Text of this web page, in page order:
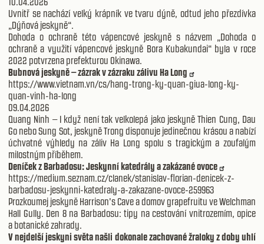
Uvnitř se nachází velký krápník ve tvaru dýně, odtud jeho přezdívka
„Dýňová jeskyně“.
Dohoda o ochraně této vápencové jeskyně s názvem „Dohoda o
ochraně a využití vápencové jeskyně Bora Kubakundai“ byla v roce
2022 potvrzena prefekturou Okinawa.
Bubnová jeskyně – zázrak v zázraku zálivu Ha Long
https://www.vietnam.vn/cs/hang-trong-ky-quan-giua-long-ky-
quan-vinh-ha-long
09.04.2026
Quang Ninh – I když není tak velkolepá jako jeskyně Thien Cung, Dau
Go nebo Sung Sot, jeskyně Trong disponuje jedinečnou krásou a nabízí
úchvatné výhledy na záliv Ha Long spolu s tragickým a zoufalým
milostným příběhem.
Deníček z Barbadosu: Jeskynní katedrály a zakázané ovoce
https://medium.seznam.cz/clanek/stanislav-florian-denicek-z-
barbadosu-jeskynni-katedraly-a-zakazane-ovoce-259963
Prozkoumej jeskyně Harrison's Cave a domov grapefruitu ve Welchman
Hall Gully. Den 8 na Barbadosu: tipy na cestování vnitrozemím, opice
a botanické zahrady.
V nejdelší jeskyni světa našli dokonale zachované žraloky z doby uhlí